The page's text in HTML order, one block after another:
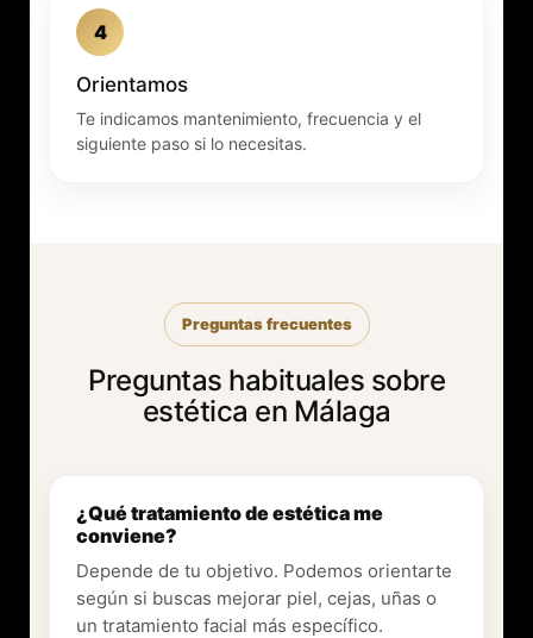
4
Orientamos
Te indicamos mantenimiento, frecuencia y el
siguiente paso si lo necesitas.
Preguntas frecuentes
Preguntas habituales sobre
estética en Málaga
¿Qué tratamiento de estética me
conviene?
Depende de tu objetivo. Podemos orientarte
según si buscas mejorar piel, cejas, uñas o
un tratamiento facial más específico.